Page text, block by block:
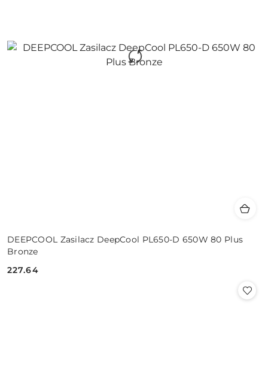
DEEPCOOL Zasilacz DeepCool PL650-D 650W 80 Plus
Bronze
Cena:
227.64